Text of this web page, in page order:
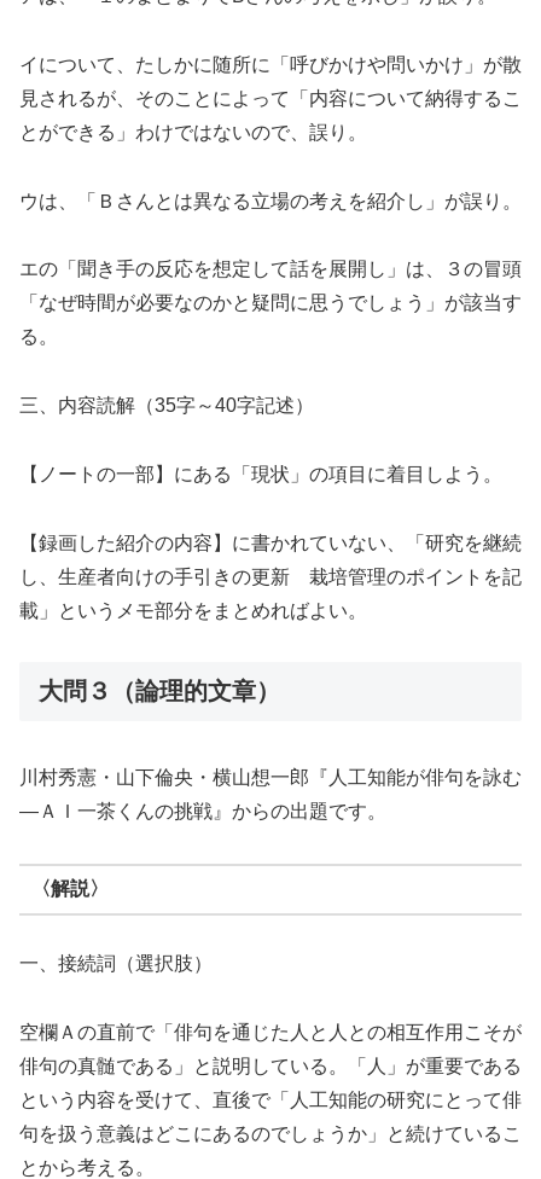
イについて、たしかに随所に「呼びかけや問いかけ」が散
見されるが、そのことによって「内容について納得するこ
とができる」わけではないので、誤り。
ウは、「Ｂさんとは異なる立場の考えを紹介し」が誤り。
エの「聞き手の反応を想定して話を展開し」は、３の冒頭
「なぜ時間が必要なのかと疑問に思うでしょう」が該当す
る。
三、内容読解（35字～40字記述）
【ノートの一部】にある「現状」の項目に着目しよう。
【録画した紹介の内容】に書かれていない、「研究を継続
し、生産者向けの手引きの更新 栽培管理のポイントを記
載」というメモ部分をまとめればよい。
大問３（論理的文章）
川村秀憲・山下倫央・横山想一郎『人工知能が俳句を詠む
―ＡＩ一茶くんの挑戦』からの出題です。
〈解説〉
一、接続詞（選択肢）
空欄Ａの直前で「俳句を通じた人と人との相互作用こそが
俳句の真髄である」と説明している。「人」が重要である
という内容を受けて、直後で「人工知能の研究にとって俳
句を扱う意義はどこにあるのでしょうか」と続けているこ
とから考える。